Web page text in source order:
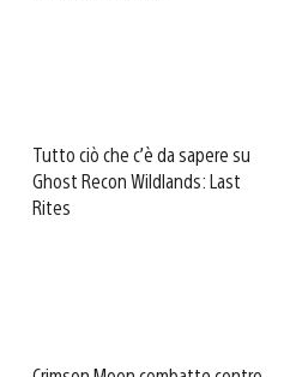
Tutto ciò che c’è da sapere su
Ghost Recon Wildlands: Last
Rites